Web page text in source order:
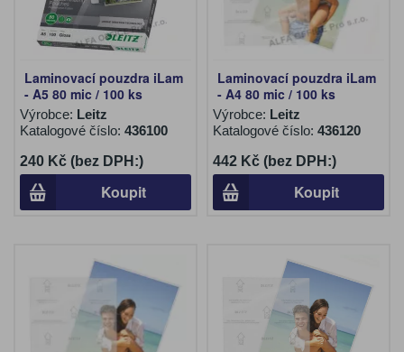
Laminovací pouzdra iLam
- A5 80 mic / 100 ks
Výrobce: Leitz
Katalogové číslo: 436100
240 Kč (bez DPH:)
Koupit
Laminovací pouzdra iLam
- A4 80 mic / 100 ks
Výrobce: Leitz
Katalogové číslo: 436120
442 Kč (bez DPH:)
Koupit